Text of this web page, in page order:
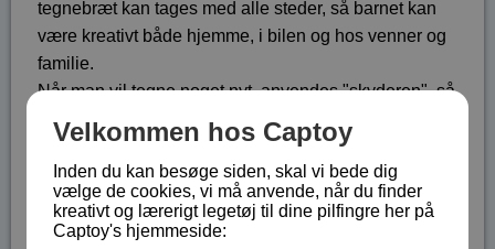
tegnebræt kan tages med alle steder, så barnet kan
være kreativt både hjemme, i bilen og hos venner og
familie.
Når man vil tegne noget nyt, anvendes "skyderen", så
tegningen slettes og der igen er en ren tegneplade til
at tegne på.
Selve den aktive tegneplade er på 19 cm x 14 cm.,
mens den ydre størrelse er på 32,5 cm x 25
cm. Pladen er delt ind i 4 områder med hver sin farve
Velkommen hos Captoy
Inden du kan besøge siden, skal vi bede dig
vælge de cookies, vi må anvende, når du finder
kreativt og lærerigt legetøj til dine pilfingre her på
Captoy's hjemmeside: